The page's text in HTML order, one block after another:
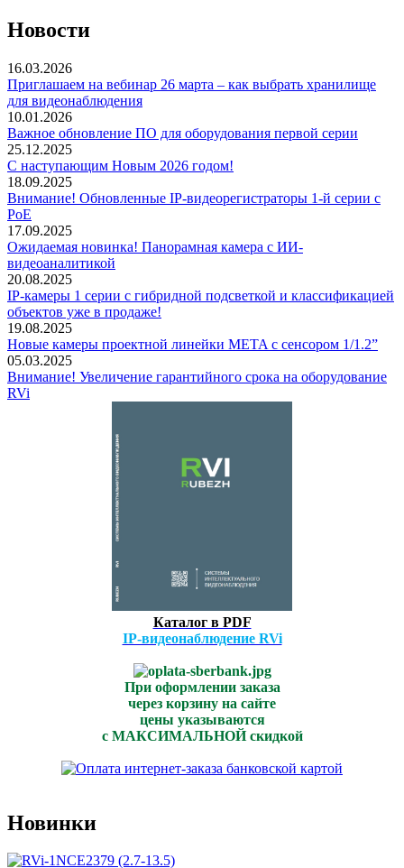
Новости
16.03.2026
Приглашаем на вебинар 26 марта – как выбрать хранилище
для видеонаблюдения
10.01.2026
Важное обновление ПО для оборудования первой серии
25.12.2025
С наступающим Новым 2026 годом!
18.09.2025
Внимание! Обновленные IP-видеорегистраторы 1-й серии с
PoE
17.09.2025
Ожидаемая новинка! Панорамная камера с ИИ-
видеоаналитикой
20.08.2025
IP-камеры 1 серии с гибридной подсветкой и классификацией
объектов уже в продаже!
19.08.2025
Новые камеры проектной линейки META с сенсором 1/1.2”
05.03.2025
Внимание! Увеличение гарантийного срока на оборудование
RVi
Каталог в PDF
IP-видеонаблюдение RVi
При оформлении заказа
через корзину на сайте
цены указываются
с МАКСИМАЛЬНОЙ скидкой
Новинки